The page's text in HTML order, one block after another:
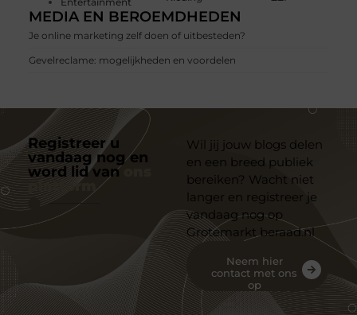
MEDIA EN BEROEMDHEDEN
Je online marketing zelf doen of uitbesteden?
Gevelreclame: mogelijkheden en voordelen
Registreer u
vandaag nog en
word lid van
platform
Wil jij jouw blogs delen
en een breed publiek
bereiken? Wacht niet
langer en registreer je
vandaag nog op
Grotemarkt beraad.nl
Neem hier
contact met ons
op